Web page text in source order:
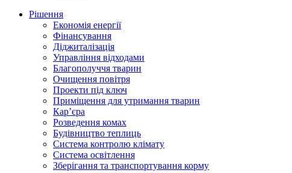
Рішення
Економія енергії
Фінансування
Діджиталізація
Управління відходами
Благополуччя тварин
Очищення повітря
Проекти під ключ
Приміщення для утримання тварин
Кар’єра
Розведення комах
Будівництво теплиць
Система контролю клімату
Система освітлення
Зберігання та транспортування корму